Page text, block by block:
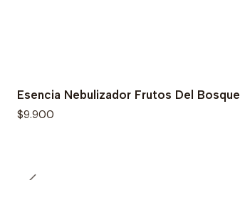
Esencia Nebulizador Frutos Del Bosque
$9.900